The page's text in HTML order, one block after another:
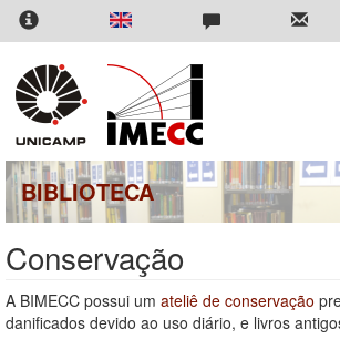
Pular
para
conteúdo
principal
BIBLIOTECA
Conservação
A BIMECC possui um ateliê de conservação
danificados devido ao uso diário, e livros